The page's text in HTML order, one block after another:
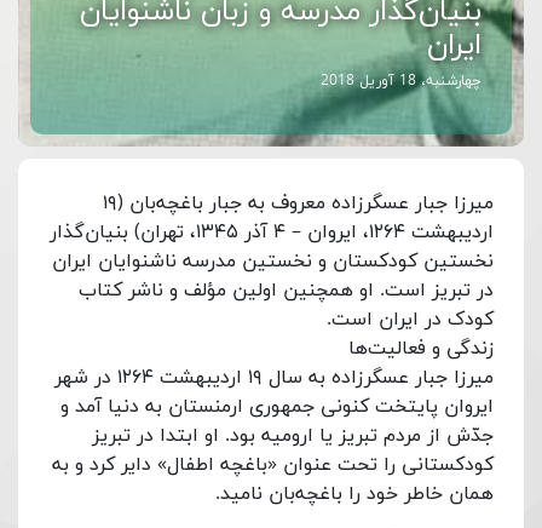
بنیان‌گذار مدرسه و زبان ناشنوایان
ایران
چهارشنبه، 18 آوریل 2018
میرزا جبار عسگرزاده معروف به جبار باغچه‌بان (۱۹
اردیبهشت ۱۲۶۴، ایروان – ۴ آذر ۱۳۴۵، تهران) بنیان‌گذار
نخستین کودکستان و نخستین مدرسه ناشنوایان ایران
در تبریز است. او همچنین اولین مؤلف و ناشر کتاب
کودک در ایران است.
زندگی و فعالیت‌ها
میرزا جبار عسگرزاده به سال ۱۹ اردیبهشت ۱۲۶۴ در شهر
ایروان پایتخت کنونی جمهوری ارمنستان به دنیا آمد و
جدّش از مردم تبریز یا ارومیه بود. او ابتدا در تبریز
کودکستانی را تحت عنوان «باغچه اطفال» دایر کرد و به
همان خاطر خود را باغچه‌بان نامید.